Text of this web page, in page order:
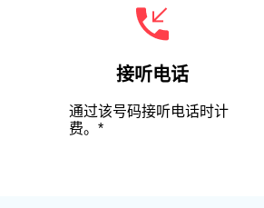
接听电话
通过该号码接听电话时计
费。*